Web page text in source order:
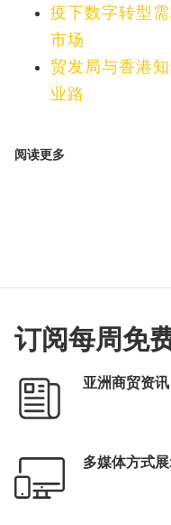
疫下数字转型
市场
贸发局与香港
业路
阅读更多
订阅每周免
亚洲商贸资
多媒体方式